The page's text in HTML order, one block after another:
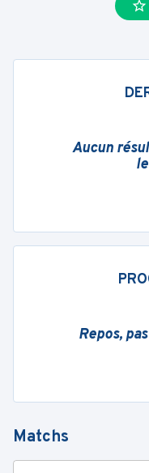
Aucun
Repos,
Matchs